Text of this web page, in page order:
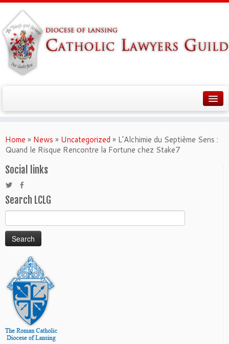
Home » News » Uncategorized » L’Alchimie du Septième Sens :
Quand le Risque Rencontre la Fortune chez Stake7
Social links
Search LCLG
Search
for: